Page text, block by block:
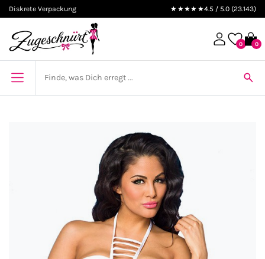
Diskrete Verpackung ★★★★★4.5 / 5.0 (23.143)
0 0